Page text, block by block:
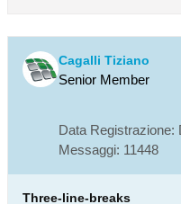
Cagalli Tiziano
Senior Member
Data Registrazione:
Messaggi: 11448
Three-line-breaks